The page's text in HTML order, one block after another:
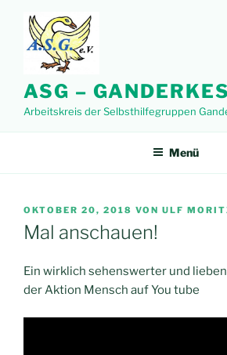
Inhalt
springen
ASG –
Arbeitskreis der Selbsthilfegruppen
Menü
VERÖFFENTLICHT
AM
OKTOBER 20, 2018 VON ULF
Mal anschauen!
Ein wirklich sehenswerter und
der Aktion Mensch auf You tube